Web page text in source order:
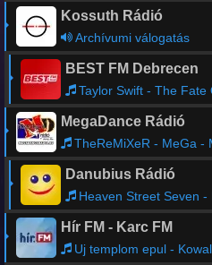
Kossuth Rádió
Archívumi válogatás
BEST FM Debrecen
Taylor Swift - The Fate
MegaDance Rádió
TheReMiXeR - MeGa - Mix
Danubius Rádió
Heaven Street Seven -
Hír FM - Karc FM
Uj templom epul - Kowalsky